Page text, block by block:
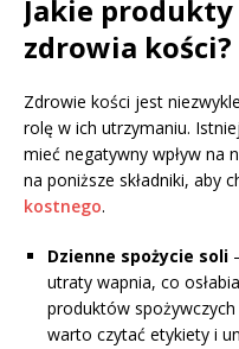
Jakie
zdrowia kości?
Zdrowie kości jest
rolę w ich utrzymaniu.
mieć negatywny wpływ na
na poniższe składniki, aby
kostnego.
Dzienne spożycie soli
utraty wapnia, co
produktów
warto czytać etykiety i